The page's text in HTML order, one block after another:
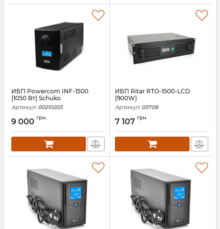
ИБП Powercom INF-1500
(1050 Вт) Schuko
Артикул: 00210203
9 000 грн.
ИБП Ritar RTO-1500-LCD
(900W)
Артикул: 03708
7 107 грн.